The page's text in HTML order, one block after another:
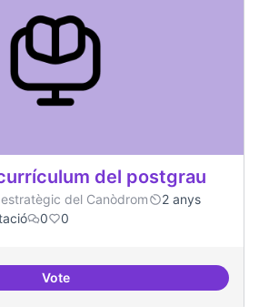
del postgrau
del Canòdrom
2 anys
0 0
VoteDefinició del currículum del